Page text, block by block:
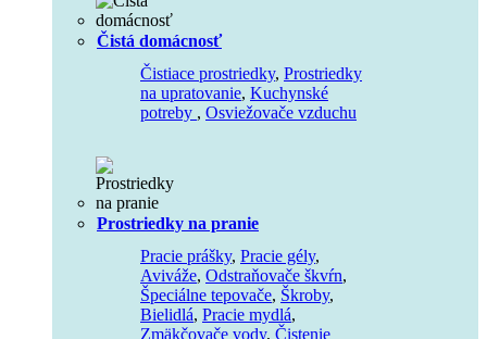
Čistá domácnosť
Čistiace prostriedky, Prostriedky
na upratovanie, Kuchynské
potreby , Osviežovače vzduchu
Prostriedky na pranie
Pracie prášky, Pracie gély,
Aviváže, Odstraňovače škvŕn,
Špeciálne tepovače, Škroby,
Bielidlá, Pracie mydlá,
Zmäkčovače vody, Čistenie